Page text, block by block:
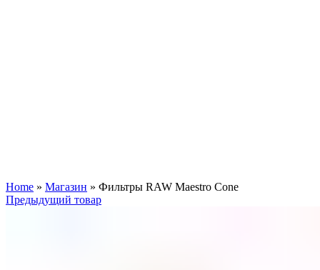
Home » Магазин » Фильтры RAW Maestro Cone
Предыдущий товар